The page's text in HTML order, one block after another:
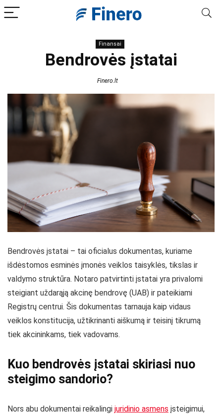
Finansai
Bendrovės įstatai
Finero.lt
Bendrovės įstatai – tai oficialus dokumentas, kuriame
išdėstomos esminės įmonės veiklos taisyklės, tikslas ir
valdymo struktūra. Notaro patvirtinti įstatai yra privalomi
steigiant uždarąją akcinę bendrovę (UAB) ir pateikiami
Registrų centrui. Šis dokumentas tarnauja kaip vidaus
veiklos konstitucija, užtikrinanti aiškumą ir teisinį tikrumą
tiek akcininkams, tiek vadovams.
Kuo bendrovės įstatai skiriasi nuo
steigimo sandorio?
Nors abu dokumentai reikalingi juridinio asmens įsteigimui,